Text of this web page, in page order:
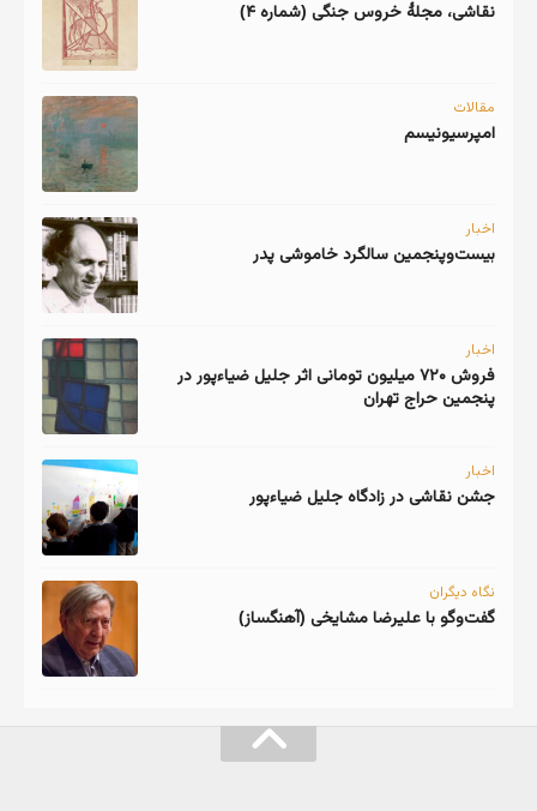
نقاشی، مجلهٔ خروس جنگی (شماره ۴)
مقالات
امپرسیونیسم
اخبار
اخبار
فروش ۷۲۰ میلیون تومانی اثر جلیل ضیاءپور در
پنجمین حراج تهران
اخبار
جشن نقاشی در زادگاه جلیل ضیاءپور
نگاه دیگران
گفت‌وگو با علیرضا مشایخی (آهنگساز)